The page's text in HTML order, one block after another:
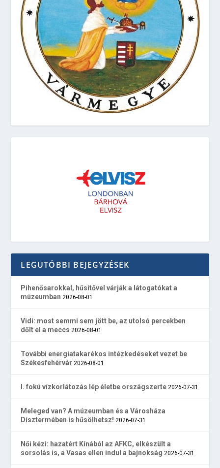
LEGUTÓBBI BEJEGYZÉSEK
Pihenősarokkal, hűsítővel várják a látogatókat a
múzeumban 2026-08-01
Vidi: most semmi sem jött be, az utolsó percekben
dőlt el a meccs 2026-08-01
További energiatakarékos intézkedéseket vezet be
Székesfehérvár 2026-08-01
I. fokú vízkorlátozás lép életbe országszerte 2026-07-31
Meleged van? A múzeumban és a Városháza
Dísztermében is hűsölhetsz! 2026-07-31
Női kézi: hazatért Kínából az AFKC, elkészült a
sorsolás is, a Vasas ellen indul a bajnokság 2026-07-31